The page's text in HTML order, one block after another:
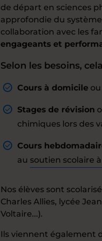
de départ en sciences
approfondie du
collaboration avec les
engageants et
Selon les besoins,
Cours à domicile
Stages de révision
chimiques lors des
Cours
au soutien scolaire
Nos élèves sont
Charles Allies, lycée
Voltaire...).
Ils viennent également